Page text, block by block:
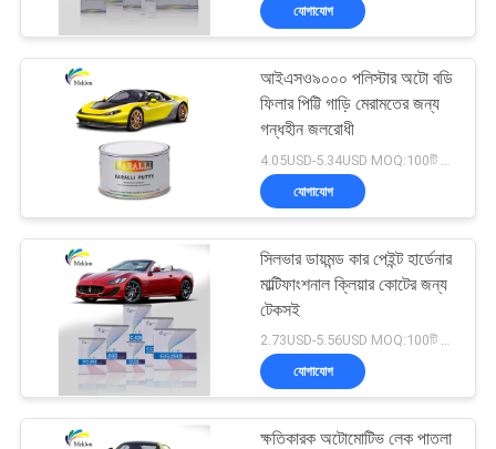
মান
নিয়ন্ত্রণ
সাথে
যোগাযোগ
উদ্ধৃতির
গাড়ির পেইন্ট টপ কোট
105
অটো পলিস্টার পিট্টি
12
যোগাযোগ
আইএসও৯০০০ পলিস্টার অটো বডি
ফিলার পিট্টি গাড়ি মেরামতের জন্য
গন্ধহীন জলরোধী
যোগাযোগ
সিলভার ডায়মন্ড কার পেইন্ট হার্ডেনার
মাল্টিফাংশনাল ক্লিয়ার কোটের জন্য
টেকসই
2.73USD-5.56USD MOQ:100টি বাক্স
যোগাযোগ
ক্ষতিকারক অটোমোটিভ লেক পাতলা